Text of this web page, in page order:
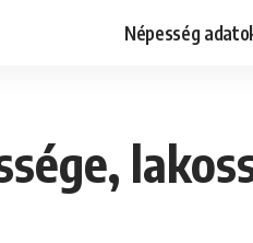
Népesség